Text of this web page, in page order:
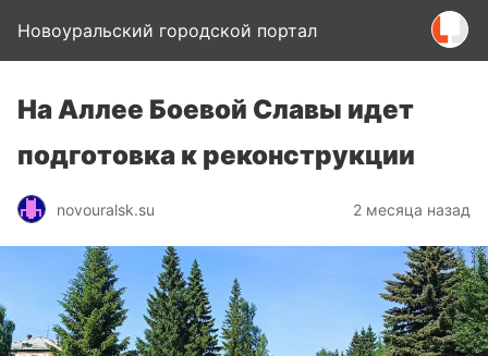
Новоуральский городской портал
На Аллее Боевой Славы идет
подготовка к реконструкции
novouralsk.su 2 месяца назад